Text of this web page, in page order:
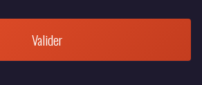
Valider